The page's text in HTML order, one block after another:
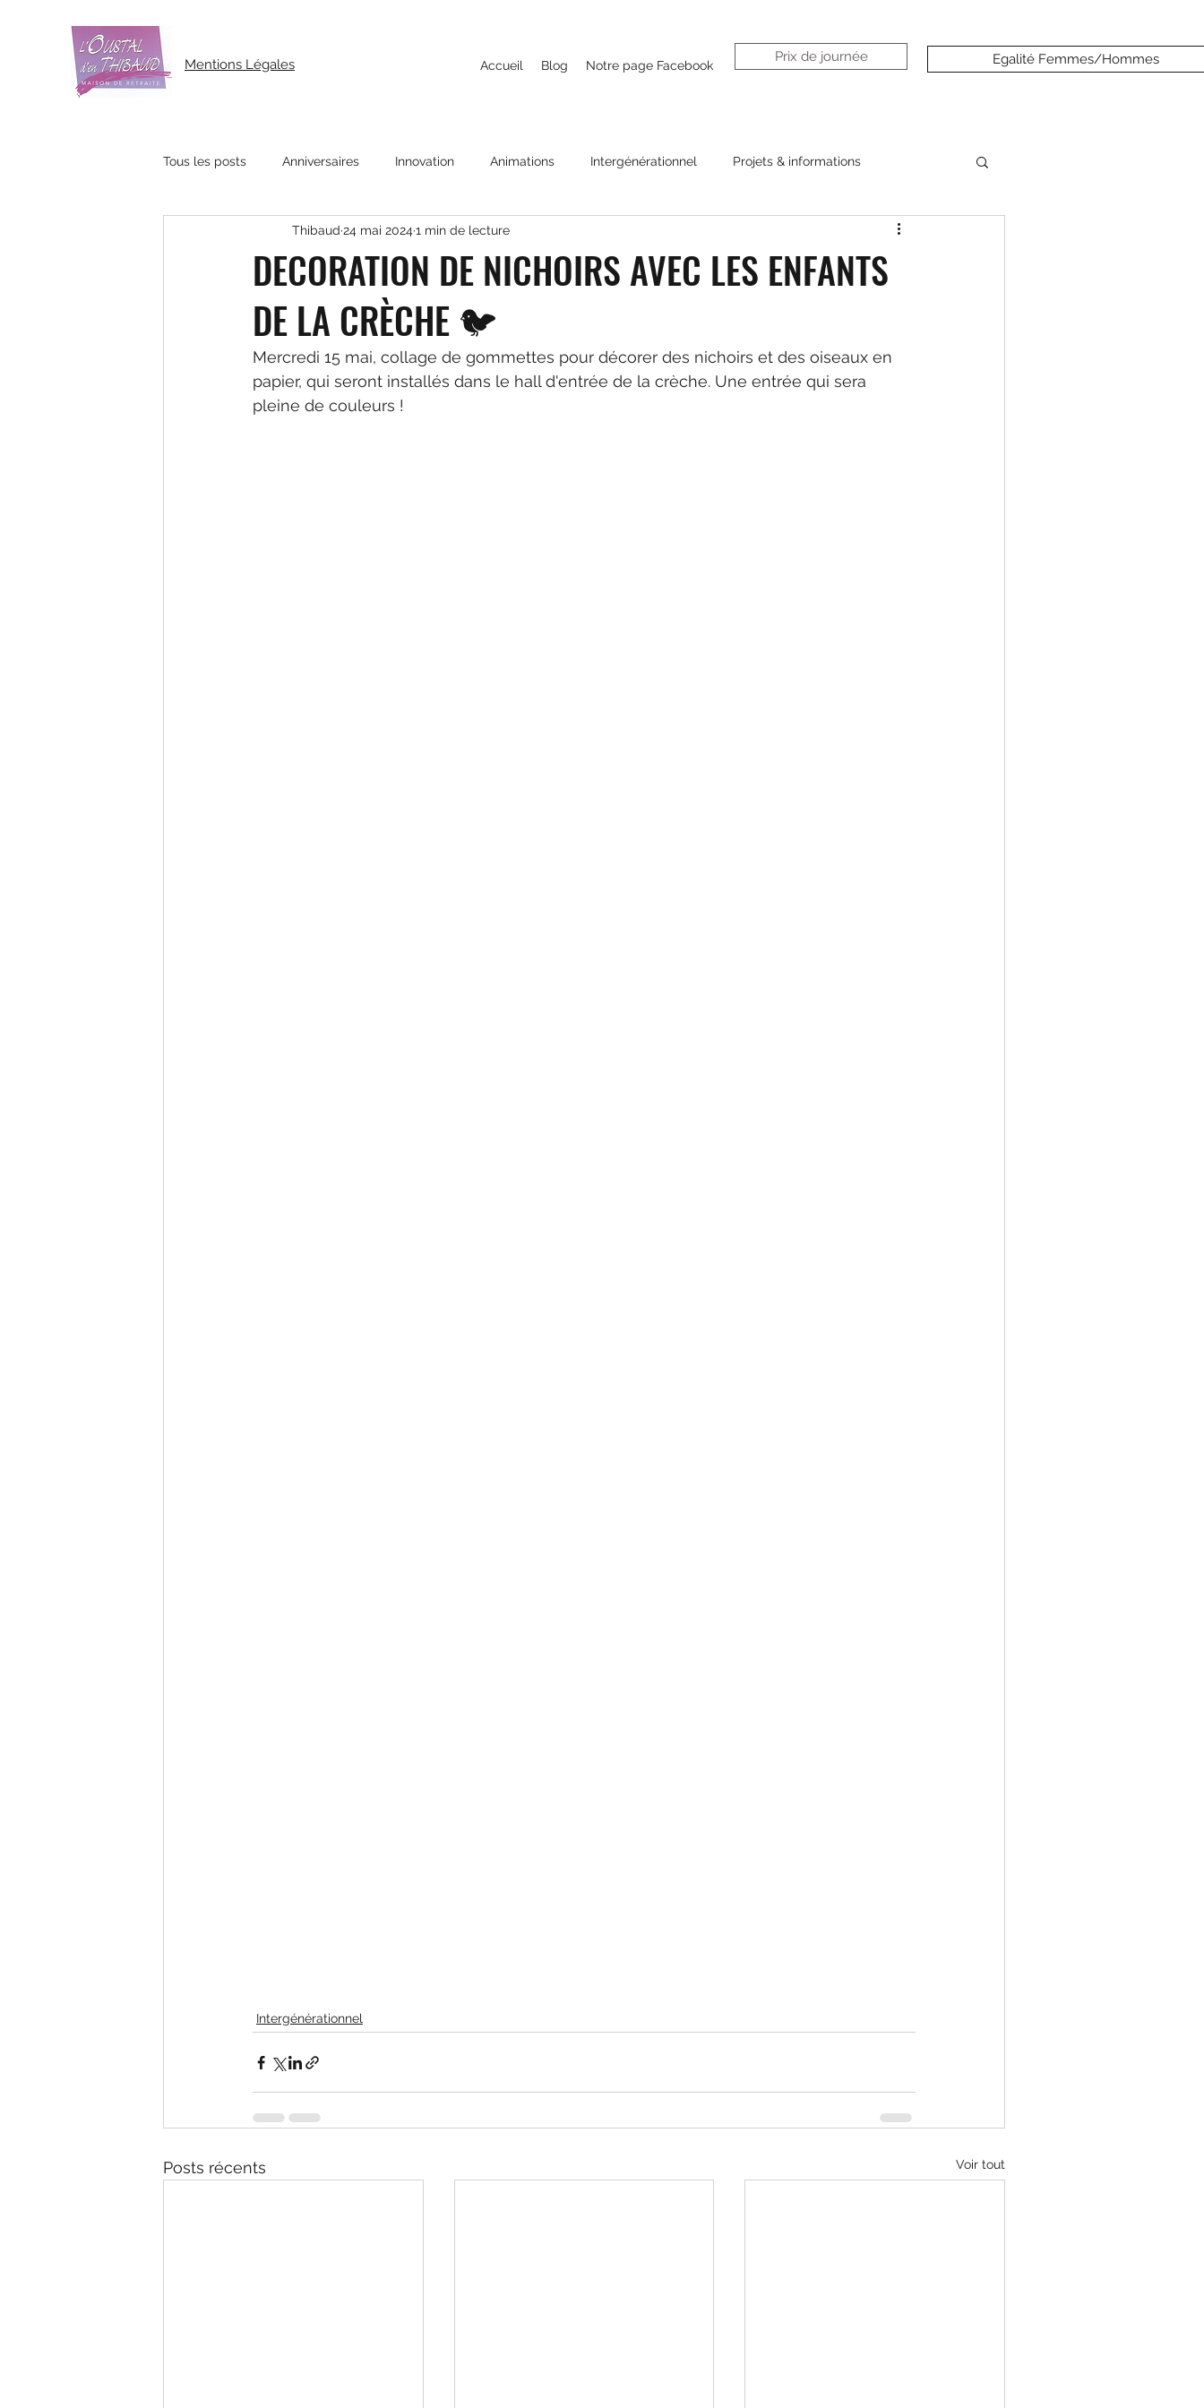
Mentions Légales Accueil Blog Notre page Facebook
Prix de journée Egalité Femmes/Hommes
Tous les posts Anniversaires Innovation Animations Intergénérationnel Projets & informations
DECORATION DE NICHOIRS AVEC LES ENFANTS
DE LA CRÈCHE 🐦
Thibaud 24 mai 2024 1 min de lecture
Mercredi 15 mai, collage de gommettes pour décorer des nichoirs et des oiseaux en
papier, qui seront installés dans le hall d'entrée de la crèche. Une entrée qui sera
pleine de couleurs !
Intergénérationnel
Posts récents Voir tout